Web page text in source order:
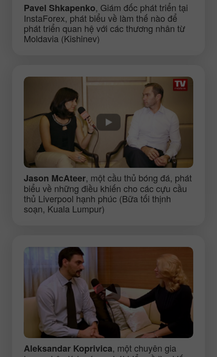
Pavel Shkapenko, Giám đốc phát triển tại
InstaForex, phát biểu về làm thế nào để
phát triển quan hệ với các thương nhân từ
Moldavia (Kishinev)
Jason McAteer, một cầu thủ bóng đá, phát
biểu về những điều khiến cho các cựu cầu
thủ Liverpool hạnh phúc (Bữa tối thịnh
soạn, Kuala Lumpur)
Aleksandar Koprivica, một chuyên gia